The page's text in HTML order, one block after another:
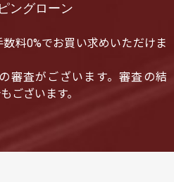
ングローン
料0%でお買い求めいただけま
審査がございます。審査の結
ございます。